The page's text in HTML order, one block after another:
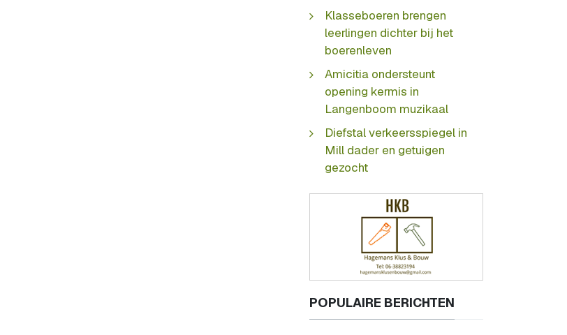
Klasseboeren brengen
leerlingen dichter bij het
boerenleven
Amicitia ondersteunt
opening kermis in
Langenboom muzikaal
Diefstal verkeersspiegel in
Mill dader en getuigen
gezocht
POPULAIRE BERICHTEN